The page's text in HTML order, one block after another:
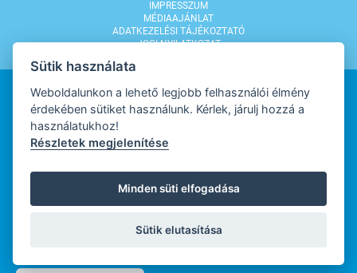
IMPRESSZUM
MÉDIAAJÁNLAT
ADATKEZELÉSI TÁJÉKOZTATÓ
JOGI NYILATKOZAT
WEBDESIGN
WEBFEJLESZTŐ
Sütik használata
Weboldalunkon a lehető legjobb felhasználói élmény
érdekében sütiket használunk. Kérlek, járulj hozzá a
használatukhoz!
Részletek megjelenítése
Minden süti elfogadása
Sütik elutasítása